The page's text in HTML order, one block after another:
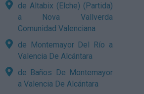
de Altabix (Elche) (Partida)
a Nova Vallverda
Comunidad Valenciana
de Montemayor Del Río a
Valencia De Alcántara
de Baños De Montemayor
a Valencia De Alcántara